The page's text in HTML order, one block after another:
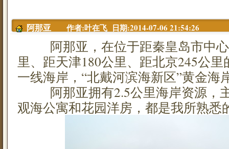
阿那亚 作者:叶在飞 日期:2014-07-06 21:54:26
阿那亚，在位于距秦皇岛市中心
里、距天津180公里、距北京245公
一线海岸，“北戴河滨海新区”黄金海
阿那亚拥有2.5公里海岸资源，
观海公寓和花园洋房，都是我所熟悉